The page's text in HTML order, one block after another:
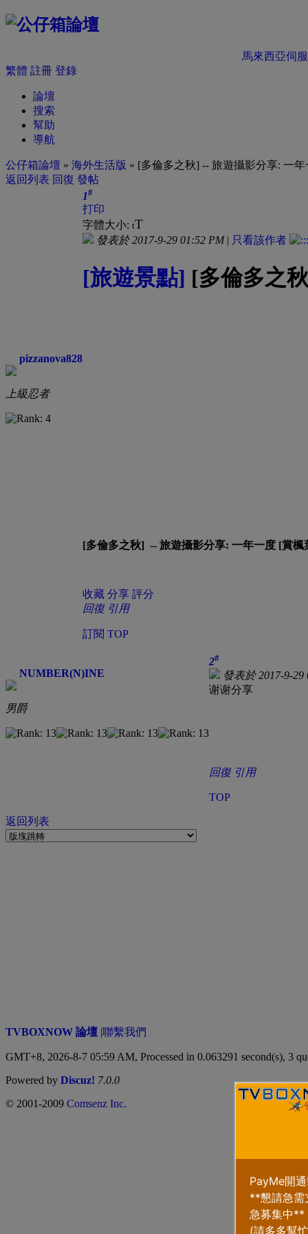
馬來西亞伺
繁體 註冊 登錄
論壇
搜索
幫助
導航
公仔箱論壇 » 海外生活版 » [多倫多之秋] -- 旅遊攝影分享: 一
返回列表 回復 發帖
pizzanova828
上級忍者
1#
打印
字體大小: tT
發表於 2017-9-29 01:52 PM| 只看該作者
[旅遊景點] [多倫多之
[多倫多之秋] -- 旅遊攝影分享: 一年一度 [賞楓
收藏 分享 評分
回復 引用
訂閱 TOP
NUMBER(N)INE
男爵
2#
發表於 2017-9-29
谢谢分享
回復 引用
TOP
返回列表
TVBOXNOW 論壇 |聯繫我們
GMT+8, 2026-8-7 05:59 AM, Processed in 0.063291 second(s), 3
Powered by Discuz! 7.0.0
© 2001-2009 Comsenz Inc.